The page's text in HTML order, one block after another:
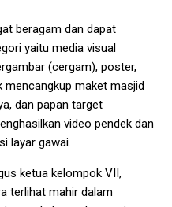
beragam dan dapat
yaitu media visual
(cergam), poster,
maket masjid
dan papan target
video pendek dan
layar gawai.
ketua kelompok VII,
terlihat mahir dalam